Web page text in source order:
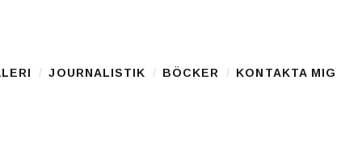
JOURNALISTIK BÖCKER KONTAKTA MIG